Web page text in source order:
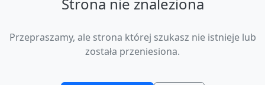
Przepraszamy, ale strona której szukasz nie istnieje lub
została przeniesiona.